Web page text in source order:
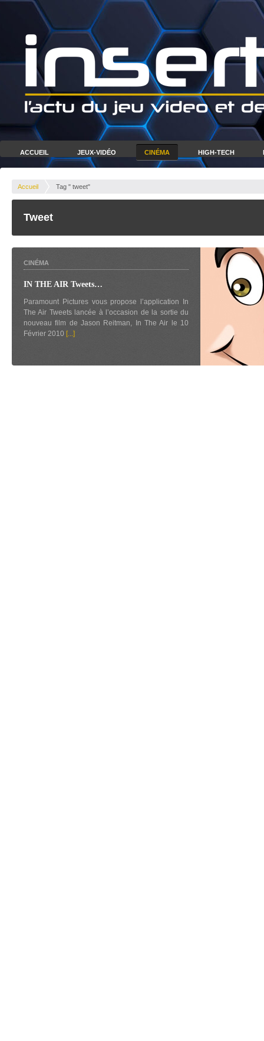
ACCUEIL JEUX-VIDÉO CINÉMA HIGH-TECH
Accueil Tag " tweet"
Tweet
CINÉMA
IN THE AIR Tweets…
Paramount Pictures vous propose l’application In
The Air Tweets lancée à l’occasion de la sortie du
nouveau film de Jason Reitman, In The Air le 10
Février 2010 [...]